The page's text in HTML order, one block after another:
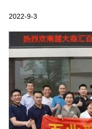
2022-9-3